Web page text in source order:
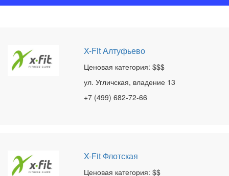
X-Fit Алтуфьево
Ценовая категория: $$$
ул. Угличская, владение 13
+7 (499) 682-72-66
X-Fit Флотская
Ценовая категория: $$